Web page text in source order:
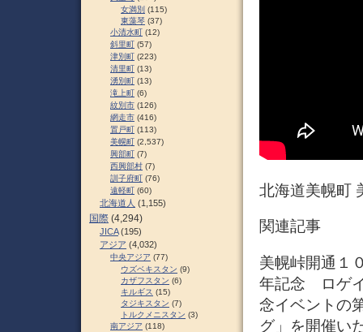
北海道美幌町
関連記事
美幌峠開通１
年記念 ロゲ
念イベントの
グ」を開催い
女満別 (115)
東藻琴 (37)
小清水町 (12)
斜里町 (57)
津別町 (223)
清里町 (13)
湧別町 (13)
滝上町 (6)
紋別市 (126)
網走市 (416)
置戸町 (113)
美幌町 (2,537)
興部町 (7)
西興部村 (7)
訓子府町 (76)
遠軽町 (60)
北海道人 (1,155)
国際 (4,294)
JICA(195)
アジア (4,032)
中央アジア (77)
ウズベキスタン (9)
カザフスタン (6)
キルギス (15)
タジキスタン (7)
トルクメニスタン (3)
南アジア (118)